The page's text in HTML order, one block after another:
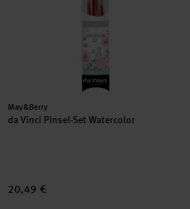
Hersteller:
May&Berry
da Vinci Pinsel-Set Watercolor
20,49 €